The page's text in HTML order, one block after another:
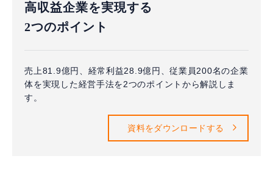
高収益企業を実現する
2つのポイント
売上81.9億円、経常利益28.9億円、従業員200名の企業
体を実現した経営手法を2つのポイントから解説しま
す。
資料をダウンロードする